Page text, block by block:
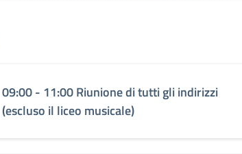
09:00 - 11:00 Riunione di tutti gli indirizzi
(escluso il liceo musicale)